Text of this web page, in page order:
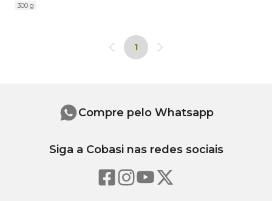
Invista na
300 g
1
Compre pelo Whatsapp
Siga a Cobasi nas redes sociais